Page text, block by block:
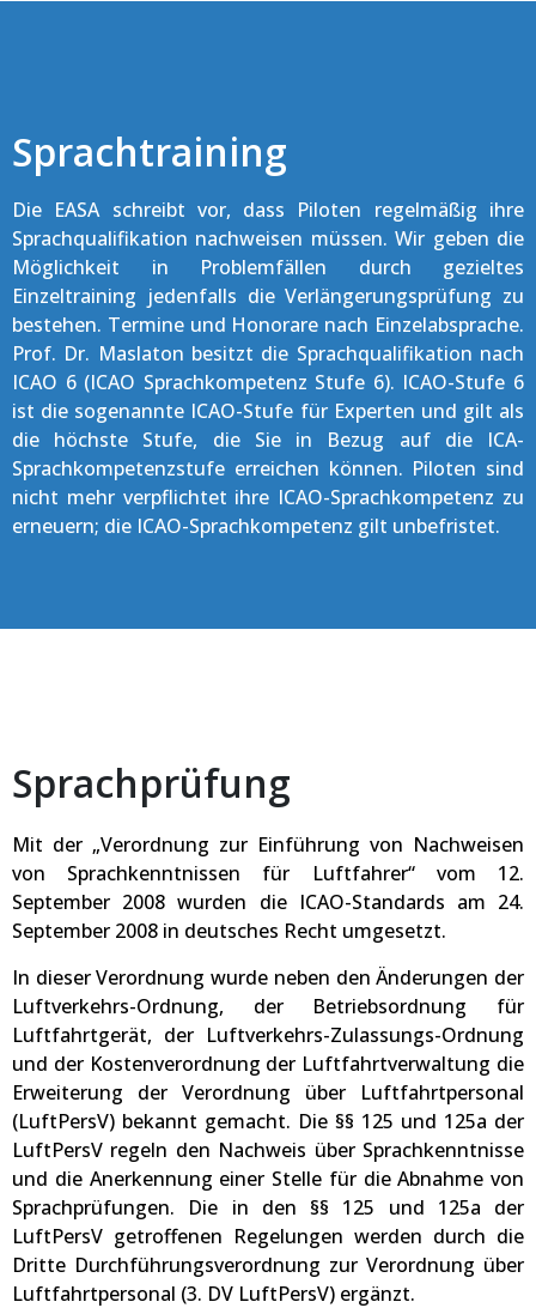
Sprachtraining
Die EASA schreibt vor, dass Piloten regelmäßig ihre
Sprachqualifikation nachweisen müssen. Wir geben die
Möglichkeit in Problemfällen durch gezieltes
Einzeltraining jedenfalls die Verlängerungsprüfung zu
bestehen. Termine und Honorare nach Einzelabsprache.
Prof. Dr. Maslaton besitzt die Sprachqualifikation nach
ICAO 6 (ICAO Sprachkompetenz Stufe 6). ICAO-Stufe 6
ist die sogenannte ICAO-Stufe für Experten und gilt als
die höchste Stufe, die Sie in Bezug auf die ICA-
Sprachkompetenzstufe erreichen können. Piloten sind
nicht mehr verpflichtet ihre ICAO-Sprachkompetenz zu
erneuern; die ICAO-Sprachkompetenz gilt unbefristet.
Sprachprüfung
Mit der „Verordnung zur Einführung von Nachweisen
von Sprachkenntnissen für Luftfahrer“ vom 12.
September 2008 wurden die ICAO-Standards am 24.
September 2008 in deutsches Recht umgesetzt.
In dieser Verordnung wurde neben den Änderungen der
Luftverkehrs-Ordnung, der Betriebsordnung für
Luftfahrtgerät, der Luftverkehrs-Zulassungs-Ordnung
und der Kostenverordnung der Luftfahrtverwaltung die
Erweiterung der Verordnung über Luftfahrtpersonal
(LuftPersV) bekannt gemacht. Die §§ 125 und 125a der
LuftPersV regeln den Nachweis über Sprachkenntnisse
und die Anerkennung einer Stelle für die Abnahme von
Sprachprüfungen. Die in den §§ 125 und 125a der
LuftPersV getroffenen Regelungen werden durch die
Dritte Durchführungsverordnung zur Verordnung über
Luftfahrtpersonal (3. DV LuftPersV) ergänzt.